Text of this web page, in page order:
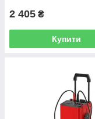
2 405 ₴
Купити